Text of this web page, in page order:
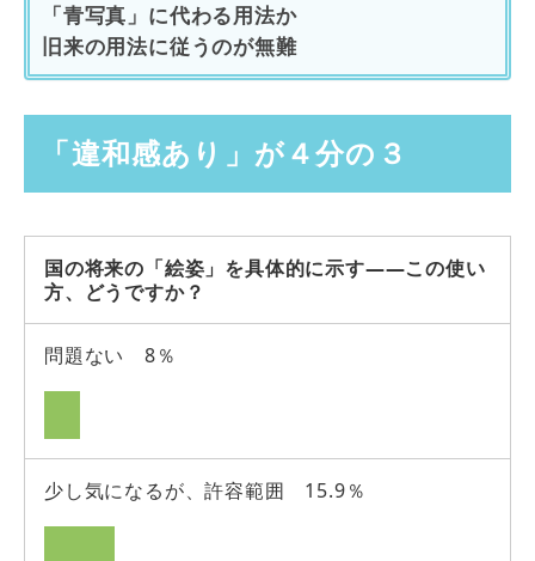
「青写真」に代わる用法か
旧来の用法に従うのが無難
「違和感あり」が４分の３
国の将来の「絵姿」を具体的に示す――この使い
方、どうですか？
問題ない 8％
少し気になるが、許容範囲 15.9％